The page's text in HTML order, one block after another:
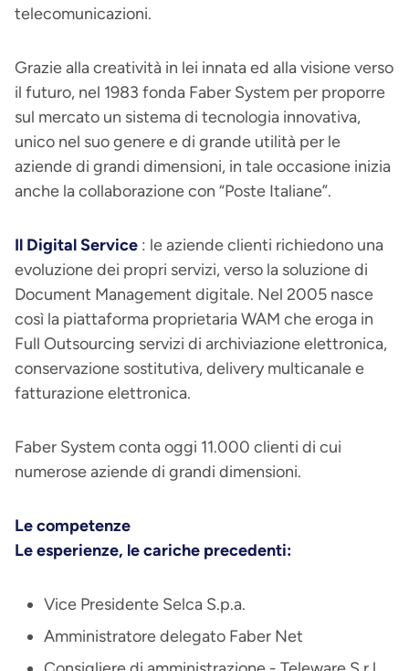
telecomunicazioni.
Grazie alla creatività in lei innata ed alla visione verso
il futuro, nel 1983 fonda Faber System per proporre
sul mercato un sistema di tecnologia innovativa,
unico nel suo genere e di grande utilità per le
aziende di grandi dimensioni, in tale occasione inizia
anche la collaborazione con “Poste Italiane”.
Il Digital Service : le aziende clienti richiedono una
evoluzione dei propri servizi, verso la soluzione di
Document Management digitale. Nel 2005 nasce
così la piattaforma proprietaria WAM che eroga in
Full Outsourcing servizi di archiviazione elettronica,
conservazione sostitutiva, delivery multicanale e
fatturazione elettronica.
Faber System conta oggi 11.000 clienti di cui
numerose aziende di grandi dimensioni.
Le competenze
Le esperienze, le cariche precedenti:
Vice Presidente Selca S.p.a.
Amministratore delegato Faber Net